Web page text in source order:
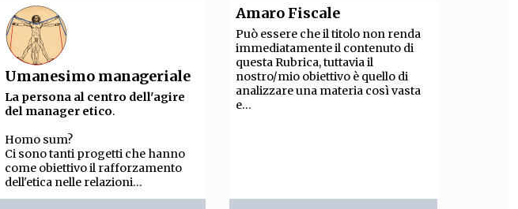
Biologia, Cifrematica,
Medicina
CULTURA
Umanesimo manageriale
La persona al centro dell'agire
del manager etico.
Homo sum?
Ci sono tanti progetti che hanno
come obiettivo il rafforzamento
dell'etica nelle relazioni...
Amaro Fiscale
Può essere che il titolo non renda
immediatamente il contenuto di
questa Rubrica, tuttavia il
nostro/mio obiettivo è quello di
analizzare una materia così vasta
e...